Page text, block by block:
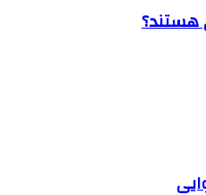
هستند؟